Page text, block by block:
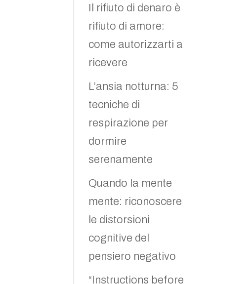
Il rifiuto di denaro è
rifiuto di amore:
come autorizzarti a
ricevere
L’ansia notturna: 5
tecniche di
respirazione per
dormire
serenamente
Quando la mente
mente: riconoscere
le distorsioni
cognitive del
pensiero negativo
“Instructions before